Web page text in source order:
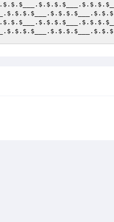
.$.$. $___ .$.$.$. $___ .$.$.$.
.$.$.$. $___ .$.$.$. $___
.$.$. $___ .$.$.$. $___ .$.$.$.
.$.$.$. $___ .$.$.$. $___